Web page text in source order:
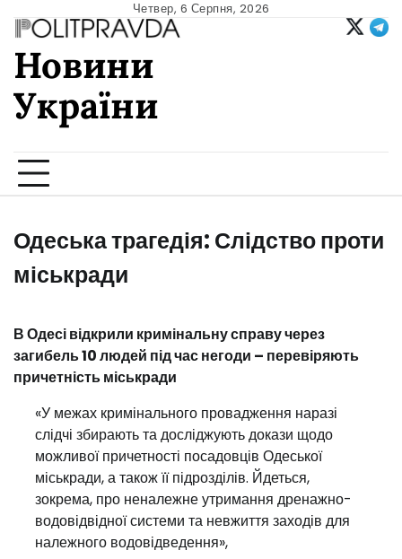
content
Четвер, 6 Серпня, 2026
Новини
України
Одеська трагедія: Слідство проти
міськради
В Одесі відкрили кримінальну справу через
загибель 10 людей під час негоди – перевіряють
причетність міськради
«У межах кримінального провадження наразі
слідчі збирають та досліджують докази щодо
можливої причетності посадовців Одеської
міськради, а також її підрозділів. Йдеться,
зокрема, про неналежне утримання дренажно-
водовідвідної системи та невжиття заходів для
належного водовідведення»,